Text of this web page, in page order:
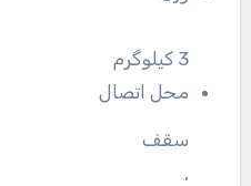
3 کیلوگرم
محل اتصال
سقف
,